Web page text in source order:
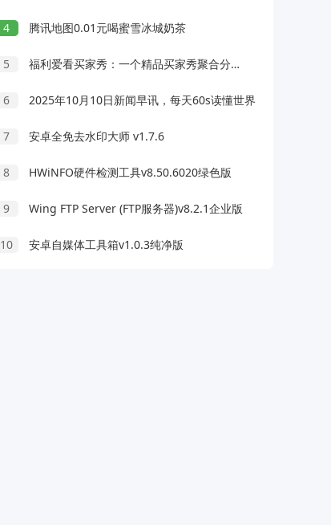
4 腾讯地图0.01元喝蜜雪冰城奶茶
5 福利爱看买家秀：一个精品买家秀聚合分享平台
6 2025年10月10日新闻早讯，每天60s读懂世界
7 安卓全免去水印大师 v1.7.6
8 HWiNFO硬件检测工具v8.50.6020绿色版
9 Wing FTP Server (FTP服务器)v8.2.1企业版
10 安卓自媒体工具箱v1.0.3纯净版